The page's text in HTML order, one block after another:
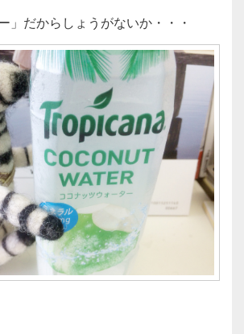
」だからしょうがないか・・・